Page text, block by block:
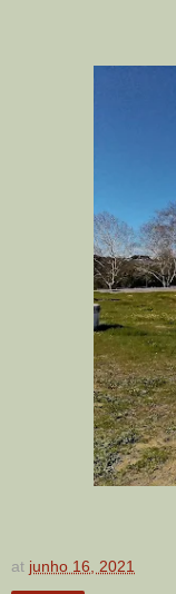
at junho 16, 2021